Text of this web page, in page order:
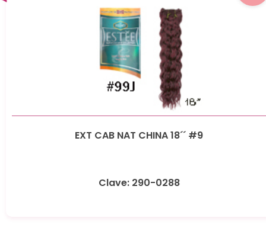
EXT CAB NAT CHINA 18´´ #9
Clave: 290-0288